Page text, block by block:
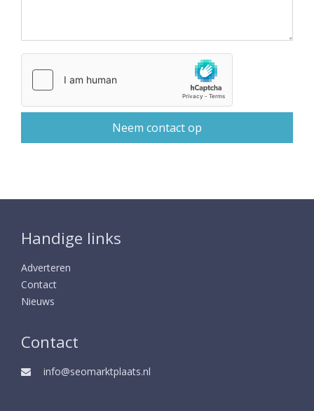
Handige links
Adverteren
Contact
Nieuws
Contact
info@seomarktplaats.nl